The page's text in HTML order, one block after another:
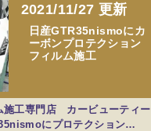
2021/11/27 更新
日産GTR35nismoにカ
ーボンプロテクション
フィルム施工
施工専門店 カービューティ
にプロテクション…